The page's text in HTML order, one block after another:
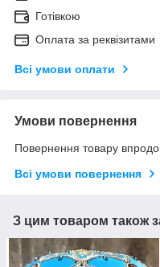
Готівкою
Оплата за реквізитами
Всі умови оплати
Умови повернення
Повернення товару
Всі умови повернення
З цим товаром також